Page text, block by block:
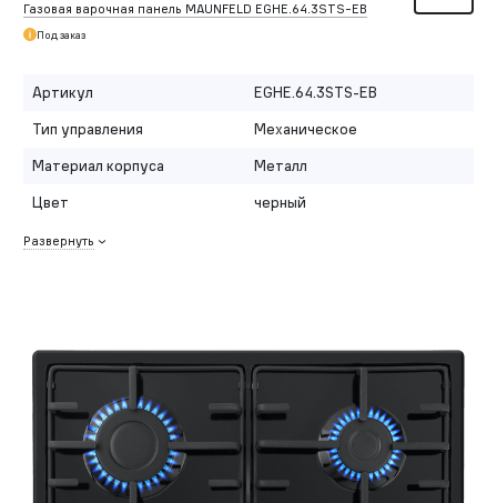
Газовая варочная панель MAUNFELD EGHE.64.3STS-EB
Под заказ
Артикул
EGHE.64.3STS-EB
Тип управления
Механическое
Материал корпуса
Металл
Цвет
черный
Развернуть